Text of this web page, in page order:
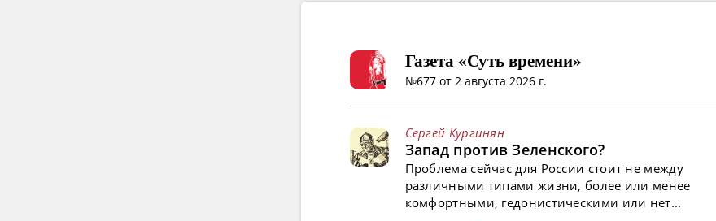
Газета «Суть времени»
№677 от 2 августа 2026 г.
Сергей Кургинян
Запад против Зеленского?
Проблема сейчас для России стоит не между
различными типами жизни, более или менее
комфортными, гедонистическими или нет...